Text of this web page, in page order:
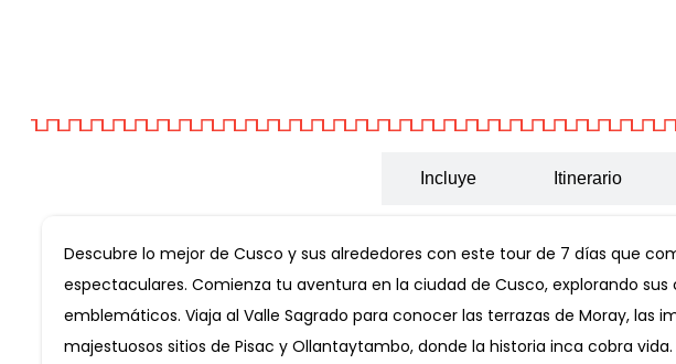
Incluye Itinerario
Descubre lo mejor de Cusco y sus alrededores con este tour de 7 días que
espectaculares. Comienza tu aventura en la ciudad de Cusco, explorando sus
emblemáticos. Viaja al Valle Sagrado para conocer las terrazas de Moray, las
majestuosos sitios de Pisac y Ollantaytambo, donde la historia inca cobra